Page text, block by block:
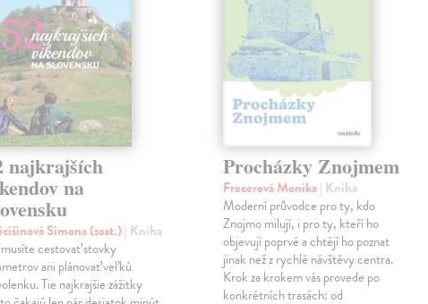
najkrajších
na
Simona (zost.)| Kniha
cestovať stovky
ani plánovať veľkú
Tie najkrajšie zážitky
Procházky Znojmem
Frecerová Monika| Kniha
Moderní průvodce pro ty, kdo
Znojmo milují, i pro ty, kteří ho
objevují poprvé a chtějí ho poznat
jinak než z rychlé návštěvy centra.
Krok za krokem vás provede po
konkrétních trasách: od